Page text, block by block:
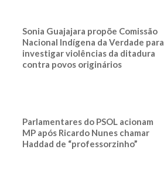
Sonia Guajajara propõe Comissão
Nacional Indígena da Verdade para
investigar violências da ditadura
contra povos originários
Parlamentares do PSOL acionam
MP após Ricardo Nunes chamar
Haddad de “professorzinho”